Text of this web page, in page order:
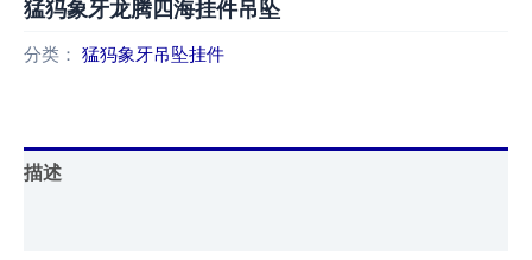
猛犸象牙龙腾四海挂件吊坠
分类： 猛犸象牙吊坠挂件
描述